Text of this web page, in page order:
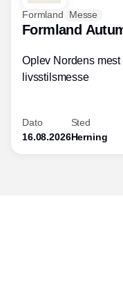
Formland Messe
Formland
Oplev Nordens
livsstilsmesse
Dato
16.08.2026
Sted
Herning